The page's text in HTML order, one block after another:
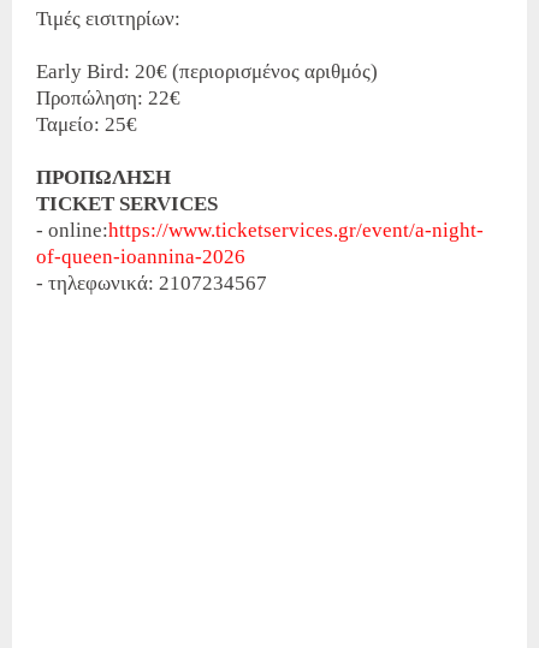
Τιμές εισιτηρίων:
Early Bird: 20€ (περιορισμένος αριθμός)
Προπώληση: 22€
Ταμείο: 25€
ΠΡΟΠΩΛΗΣΗ
TICKET SERVICES
- online:https://www.ticketservices.gr/event/a-night-
of-queen-ioannina-2026
- τηλεφωνικά: 2107234567